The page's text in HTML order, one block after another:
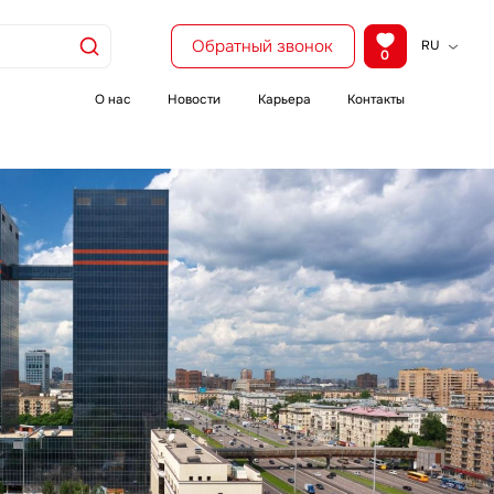
Обратный звонок 0
RU
О нас Новости Карьера Контакты